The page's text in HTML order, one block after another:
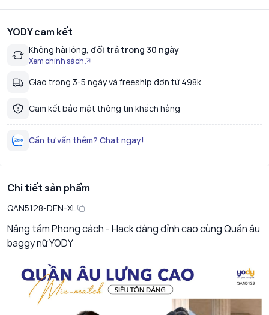
YODY cam kết
Không hài lòng, đổi trả trong 30 ngày
Xem chính sách
Giao trong 3-5 ngày và freeship đơn từ 498k
Cam kết bảo mật thông tin khách hàng
Cần tư vấn thêm? Chat ngay!
Chi tiết sản phẩm
QAN5128-DEN-XL
Nâng tầm Phong cách - Hack dáng đỉnh cao cùng Quần âu
baggy nữ YODY